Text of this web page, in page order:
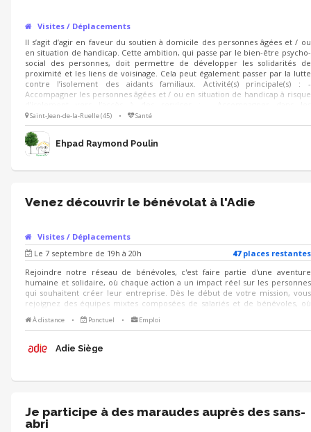
Visites / Déplacements
Il s’agit d’agir en faveur du soutien à domicile des personnes âgées et / ou
en situation de handicap. Cette ambition, qui passe par le bien-être psycho-
social des personnes, doit permettre de développer les solidarités de
proximité et les liens de voisinage. Cela peut également passer par la lutte
contre l’isolement des aidants familiaux. Activité(s) principale(s) : -
Accompagner les personnes âgées et / ou en situation de handicap à risque
déplacements de la vie courante : marché, café, coiffeur, etc. -
Accompagner dans la réalisation des démarches administratives
Saint-Jean-de-la-Ruelle (45) • Santé
Ehpad Raymond Poulin
Venez découvrir le bénévolat à l'Adie
Visites / Déplacements
Le 7 septembre de 19h à 20h
47placesrestantes
Rejoindre notre réseau de bénévoles, c'est faire partie d'une aventure
humaine et solidaire, où chaque action a un impact réel sur les personnes
qui souhaitent créer leur entreprise. Dès le début de votre mission, vous
rejoignez des équipes mixtes composées de salariés et de bénévoles, où
l'intergénérationnel et la diversité des profils créent une richesse mutuelle
et favorisent un partage d'expériences unique. Venez rencontrer des
présenterons l'association et les missions bénévoles proposées, et des
bénévoles de terrain seront là pour répondre à vos questions !
À distance • Ponctuel • Emploi
Adie Siège
Je participe à des maraudes auprès des sans-
abri